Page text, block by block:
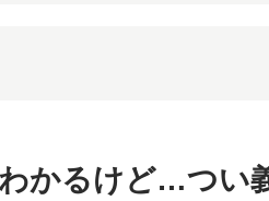
かるけど…つい